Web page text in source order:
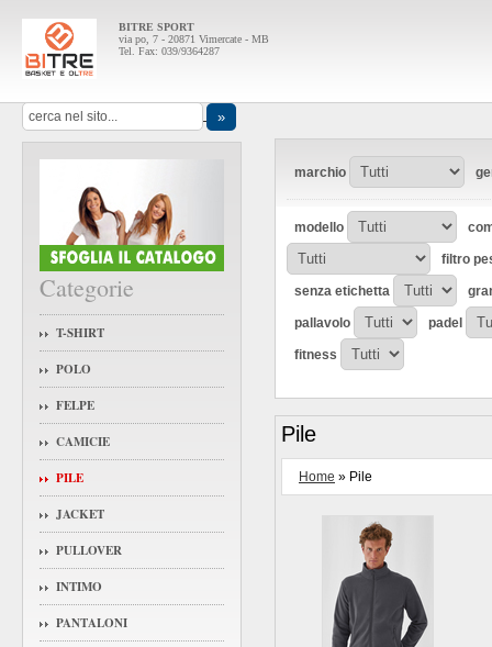
BITRE SPORT
via po, 7 - 20871 Vimercate - MB
Tel. Fax: 039/9364287
Categorie
T-SHIRT
POLO
FELPE
CAMICIE
PILE
JACKET
PULLOVER
INTIMO
PANTALONI
marchio
modello
filtro
senza etichetta
pallavolo padel
fitness
Pile
Home » Pile